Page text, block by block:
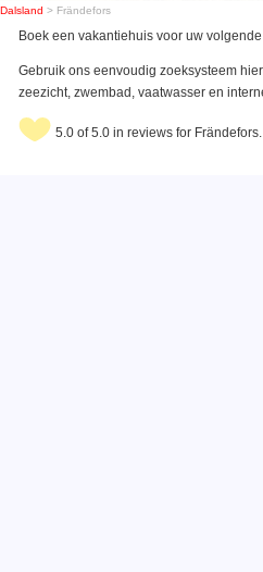
Dalsland > Frändefors
Boek een vakantiehuis voor uw
Gebruik ons eenvoudig zoeksysteem
zeezicht, zwembad, vaatwasser en
5.0 of 5.0 in reviews for